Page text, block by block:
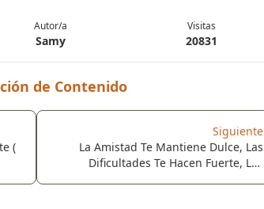
Autor/a
Samy
Visitas
20831
de Contenido
(
Siguiente
La Amistad Te Mantiene Dulce, Las
Dificultades Te Hacen Fuerte, Los